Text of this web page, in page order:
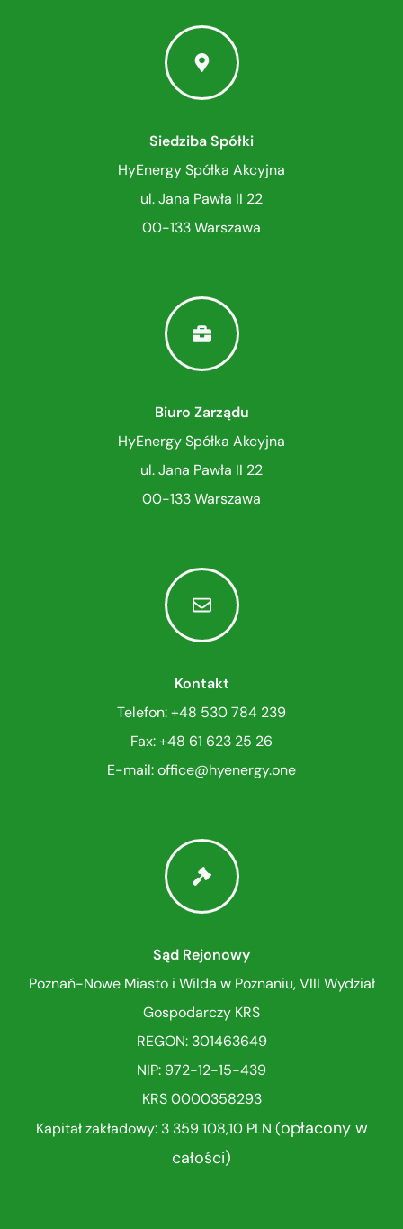
Siedziba Spółki
HyEnergy Spółka Akcyjna
ul. Jana Pawła II 22
00-133 Warszawa
Biuro Zarządu
HyEnergy Spółka Akcyjna
ul. Jana Pawła II 22
00-133 Warszawa
Kontakt
Telefon: +48 530 784 239
Fax: +48 61 623 25 26
E-mail: office@hyenergy.one
Sąd Rejonowy
Poznań-Nowe Miasto i Wilda w Poznaniu, VIII Wydział
Gospodarczy KRS
REGON: 301463649
NIP: 972-12-15-439
KRS 0000358293
Kapitał zakładowy: 3 359 108,10 PLN (opłacony w
całości)